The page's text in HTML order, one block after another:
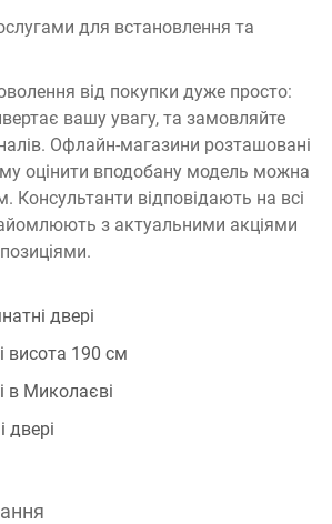
для встановлення та
від покупки дуже просто:
вашу увагу, та замовляйте
Офлайн-магазини розташовані
оцінити вподобану модель можна
Консультанти відповідають на всі
з актуальними акціями
двері
висота 190 см
в Миколаєві
двері